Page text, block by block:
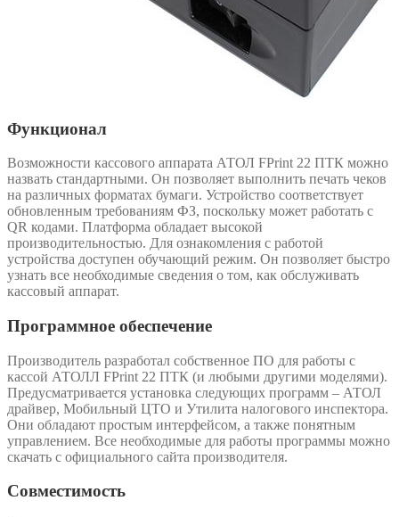
Функционал
Возможности кассового аппарата АТОЛ FPrint 22 ПТК можно
назвать стандартными. Он позволяет выполнить печать чеков
на различных форматах бумаги. Устройство соответствует
обновленным требованиям ФЗ, поскольку может работать с
QR кодами. Платформа обладает высокой
производительностью. Для ознакомления с работой
устройства доступен обучающий режим. Он позволяет быстро
узнать все необходимые сведения о том, как обслуживать
кассовый аппарат.
Программное обеспечение
Производитель разработал собственное ПО для работы с
кассой АТОЛЛ FPrint 22 ПТК (и любыми другими моделями).
Предусматривается установка следующих программ – АТОЛ
драйвер, Мобильный ЦТО и Утилита налогового инспектора.
Они обладают простым интерфейсом, а также понятным
управлением. Все необходимые для работы программы можно
скачать с официального сайта производителя.
Совместимость